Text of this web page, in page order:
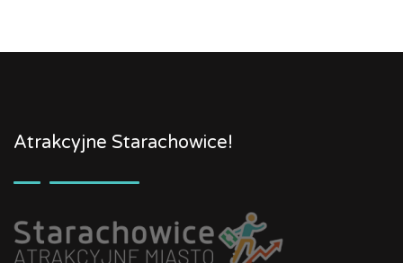
Atrakcyjne Starachowice!